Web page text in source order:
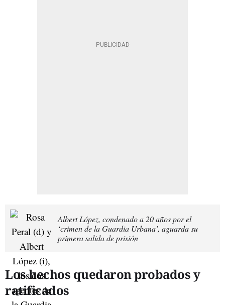
Albert López, condenado a 20 años por el
‘crimen de la Guardia Urbana’, aguarda su
primera salida de prisión
Los hechos quedaron probados y
ratificados